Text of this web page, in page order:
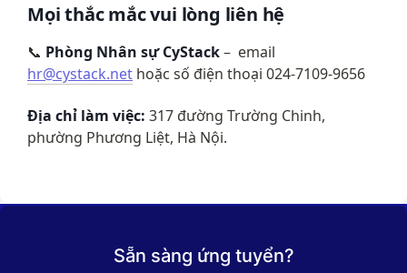
Mọi thắc mắc vui lòng liên hệ
📞 Phòng Nhân sự CyStack
hr@cystack.net hoặc số điện thoại 024-7109-9656
Địa chỉ làm việc: 317 đường Trường Chinh,
phường Phương Liệt, Hà Nội.
Sẵn sàng ứng tuyển?